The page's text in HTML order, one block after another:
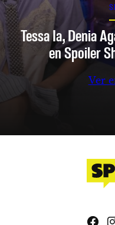
Tessa Ia, Denia
en Spoiler
Ver